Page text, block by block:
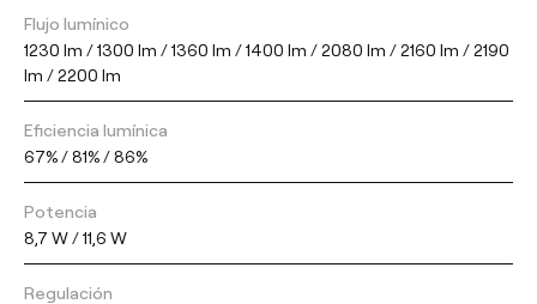
Flujo lumínico
1230 lm / 1300 lm / 1360 lm / 1400 lm / 2080 lm / 2160 lm / 2190
lm / 2200 lm
Eficiencia lumínica
67% / 81% / 86%
Potencia
8,7 W / 11,6 W
Regulación